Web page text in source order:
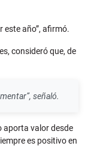
este año”, afirmó.
consideró que, de
señaló.
aporta valor desde
es positivo en